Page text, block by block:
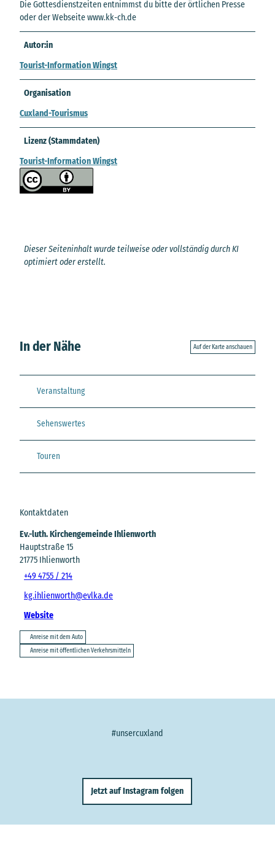
Die Gottesdienstzeiten entnimmst du bitte der örtlichen Presse
oder der Webseite www.kk-ch.de
Autor:in
Tourist-Information Wingst
Organisation
Cuxland-Tourismus
Lizenz (Stammdaten)
Tourist-Information Wingst
Dieser Seiteninhalt wurde teilweise oder vollständig durch KI
optimiert oder erstellt.
In der Nähe Auf der Karte anschauen
Veranstaltung
Sehenswertes
Touren
Kontaktdaten
Ev.-luth. Kirchengemeinde Ihlienworth
Hauptstraße 15
21775 Ihlienworth
+49 4755 / 214
kg.ihlienworth@evlka.de
Website
Anreise mit dem Auto
Anreise mit öffentlichen Verkehrsmitteln
#unsercuxland
Jetzt auf Instagram folgen